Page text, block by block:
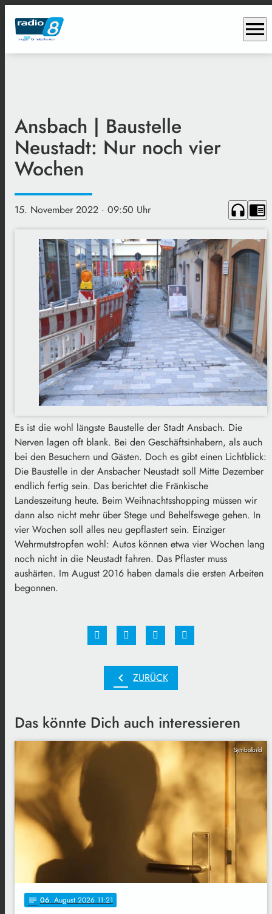
menu
Ansbach | Baustelle
Neustadt: Nur noch vier
Wochen
15. November 2022 · 09:50 Uhr headphones chrome_reader_mode
Es ist die wohl längste Baustelle der Stadt Ansbach. Die
Nerven lagen oft blank. Bei den Geschäftsinhabern, als auch
bei den Besuchern und Gästen. Doch es gibt einen Lichtblick:
Die Baustelle in der Ansbacher Neustadt soll Mitte Dezember
endlich fertig sein. Das berichtet die Fränkische
Landeszeitung heute. Beim Weihnachtsshopping müssen wir
dann also nicht mehr über Stege und Behelfswege gehen. In
vier Wochen soll alles neu gepflastert sein. Einziger
Wehrmutstropfen wohl: Autos können etwa vier Wochen lang
noch nicht in die Neustadt fahren. Das Pflaster muss
aushärten. Im August 2016 haben damals die ersten Arbeiten
begonnen.
chevron_left ZURÜCK
Das könnte Dich auch interessieren
Symbolbild
notes 06. August 2026 11:21